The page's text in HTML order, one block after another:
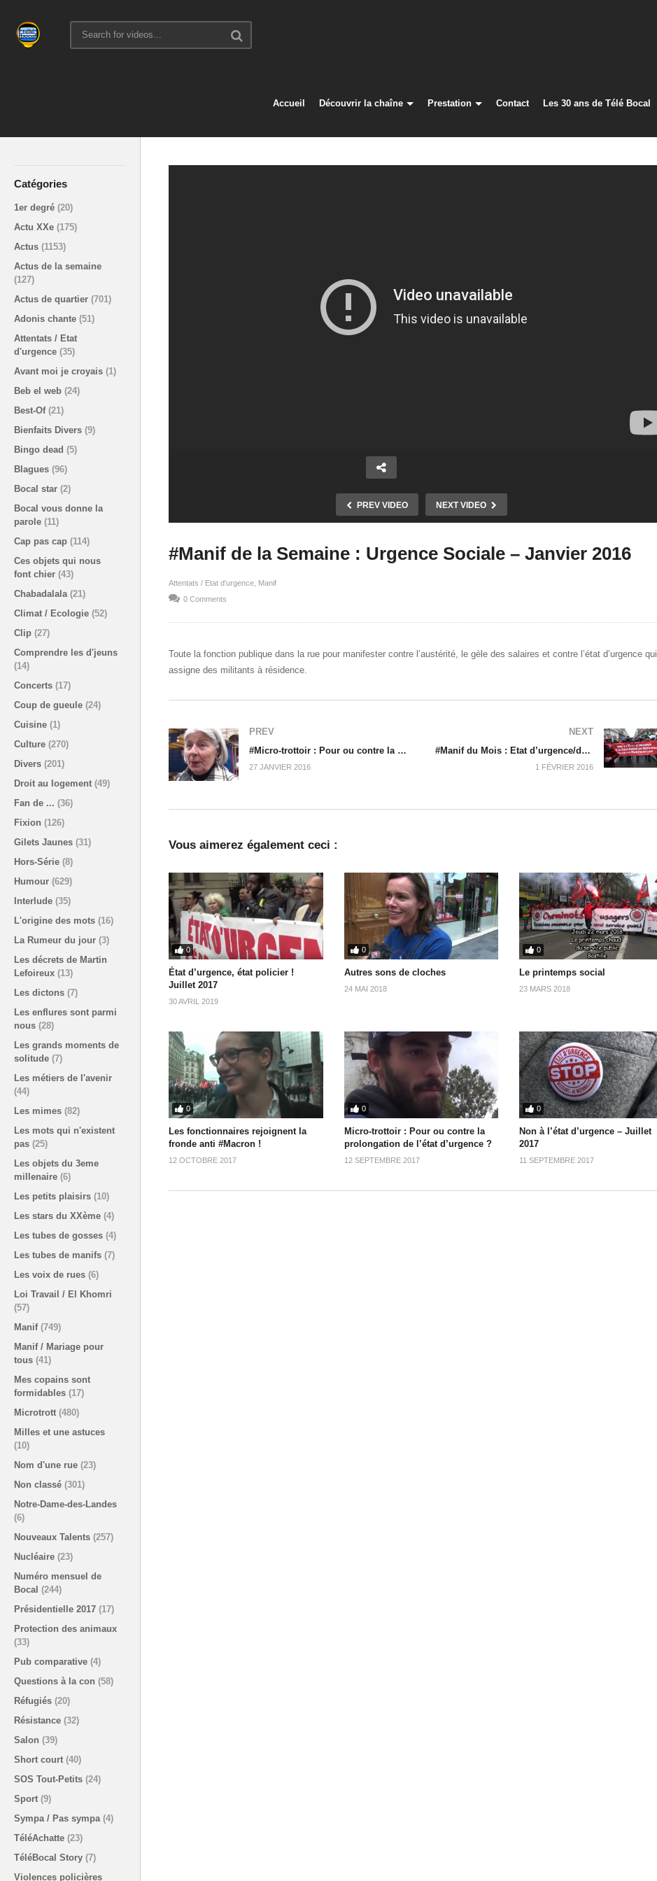
Accueil Découvrir la chaîne Prestation Contact Les 30 ans de Télé Bocal
Catégories
1er degré (20)
Actu XXe (175)
Actus (1153)
Actus de la semaine
(127)
Actus de quartier (701)
Adonis chante (51)
Attentats / Etat
d'urgence (35)
Avant moi je croyais (1)
Beb el web (24)
Best-Of (21)
Bienfaits Divers (9)
Bingo dead (5)
Blagues (96)
Bocal star (2)
Bocal vous donne la
parole (11)
Cap pas cap (114)
Ces objets qui nous
font chier (43)
Chabadalala (21)
Climat / Ecologie (52)
Clip (27)
Comprendre les d'jeuns
(14)
Concerts (17)
Coup de gueule (24)
Cuisine (1)
Culture (270)
Divers (201)
Droit au logement (49)
Fan de ... (36)
Fixion (126)
Gilets Jaunes (31)
Hors-Série (8)
Humour (629)
Interlude (35)
L'origine des mots (16)
La Rumeur du jour (3)
Les décrets de Martin
Lefoireux (13)
Les dictons (7)
Les enflures sont parmi
nous (28)
Les grands moments de
solitude (7)
Les métiers de l'avenir
(44)
Les mimes (82)
Les mots qui n'existent
pas (25)
Les objets du 3eme
millenaire (6)
Les petits plaisirs (10)
Les stars du XXème (4)
Les tubes de gosses (4)
Les tubes de manifs (7)
Les voix de rues (6)
Loi Travail / El Khomri
(57)
Manif (749)
Manif / Mariage pour
tous (41)
Mes copains sont
formidables (17)
Microtrott (480)
Milles et une astuces
(10)
Nom d'une rue (23)
Non classé (301)
Notre-Dame-des-Landes
(6)
Nouveaux Talents (257)
Nucléaire (23)
Numéro mensuel de
Bocal (244)
Présidentielle 2017 (17)
Protection des animaux
(33)
Pub comparative (4)
Questions à la con (58)
Réfugiés (20)
Résistance (32)
Salon (39)
Short court (40)
SOS Tout-Petits (24)
Sport (9)
Sympa / Pas sympa (4)
TéléAchatte (23)
TéléBocal Story (7)
Violences policières
PREV VIDEO NEXT VIDEO
#Manif de la Semaine : Urgence Sociale – Janvier 2016
Attentats / Etat d'urgence Manif
0 Comments
Toute la fonction publique dans la rue pour manifester contre l’austérité, le gèle des salaires et contre l’état d’urgence qui
assigne des militants à résidence.
PREV
#Micro-trottoir : Pour ou contre la déchéance de nationalité ? – Janvier 2016
27 JANVIER 2016
NEXT
#Manif du Mois : Etat d’urgence/déchéance – Janvier 2016
1 FÉVRIER 2016
Vous aimerez également ceci :
0
État d’urgence, état policier !
Juillet 2017
30 AVRIL 2019
0
Autres sons de cloches
24 MAI 2018
0
Le printemps social
23 MARS 2018
0
Les fonctionnaires rejoignent la
fronde anti #Macron !
12 OCTOBRE 2017
0
Micro-trottoir : Pour ou contre la
prolongation de l’état d’urgence ?
12 SEPTEMBRE 2017
0
Non à l’état d’urgence – Juillet
2017
11 SEPTEMBRE 2017